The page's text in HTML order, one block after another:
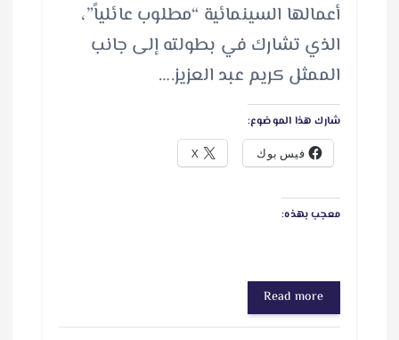
أعمالها السينمائية “مطلوب عائلياً”،
الذي تشارك في بطولته إلى جانب
الممثل كريم عبد العزيز.…
شارك هذا الموضوع:
فيس بوك X
معجب بهذه:
Read more